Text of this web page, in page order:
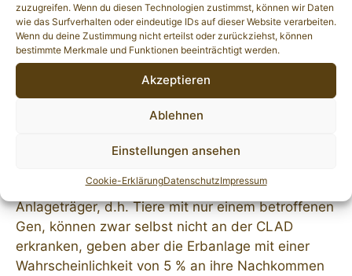
zuzugreifen. Wenn du diesen Technologien zustimmst, können wir Daten
wie das Surfverhalten oder eindeutige IDs auf dieser Website verarbeiten.
Wenn du deine Zustimmung nicht erteilst oder zurückziehst, können
bestimmte Merkmale und Funktionen beeinträchtigt werden.
Akzeptieren
Ablehnen
Einstellungen ansehen
Cookie-ErklärungDatenschutzImpressum
Gang. Auch ein Anschwellen der Kieferknochen
wird als häufiges Symptom beschrieben.
Meist sind die Entzündungen mit hohem Fieber
verbunden. Therapien mit Antibiotika oder
Antiphlogistika zeigen hier nur kurzfristige Erfolge.
CLAD wird autosomal-rezessiv vererbt, d.h. nur
und Mutter erhält, wird er erkranken.
Anlageträger, d.h. Tiere mit nur einem betroffenen
Gen, können zwar selbst nicht an der CLAD
erkranken, geben aber die Erbanlage mit einer
Wahrscheinlichkeit von 5 % an ihre Nachkommen